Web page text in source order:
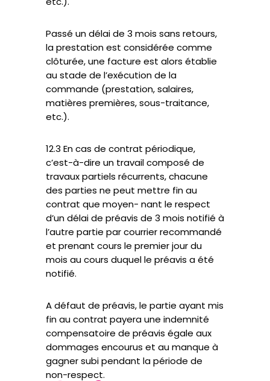
Passé un délai de 3 mois sans retours,
la prestation est considérée comme
clôturée, une facture est alors établie
au stade de l’exécution de la
commande (prestation, salaires,
matières premières, sous-traitance,
etc.).
12.3 En cas de contrat périodique,
c’est-à-dire un travail composé de
travaux partiels récurrents, chacune
des parties ne peut mettre fin au
contrat que moyen- nant le respect
d’un délai de préavis de 3 mois notifié à
l’autre partie par courrier recommandé
et prenant cours le premier jour du
mois au cours duquel le préavis a été
notifié.
A défaut de préavis, le partie ayant mis
fin au contrat payera une indemnité
compensatoire de préavis égale aux
dommages encourus et au manque à
gagner subi pendant la période de
non-respect.